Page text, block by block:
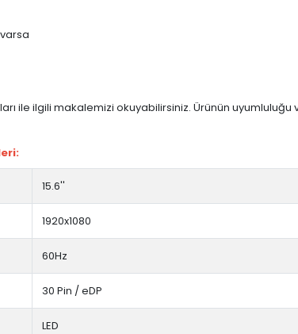
ile ilgili makalemizi okuyabilirsiniz. Ürünün
15.6''
1920x1080
60Hz
30 Pin / eDP
LED